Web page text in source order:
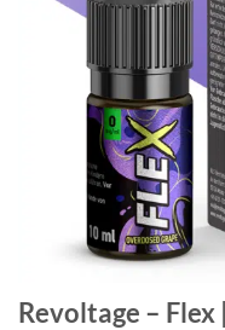
Revoltage – Flex